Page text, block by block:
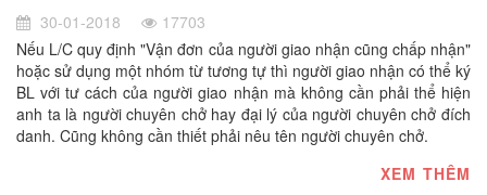
30-01-2018
17703
Nếu L/C quy định "Vận đơn của người giao nhận cũng chấp nhận"
hoặc sử dụng một nhóm từ tương tự thì người giao nhận có thể ký
BL với tư cách của người giao nhận mà không cần phải thể hiện
anh ta là người chuyên chở hay đại lý của người chuyên chở đích
danh. Cũng không cần thiết phải nêu tên người chuyên chở.
XEM THÊM